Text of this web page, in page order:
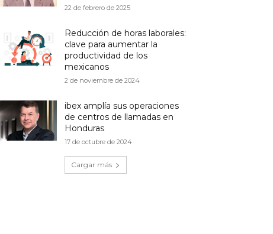
22 de febrero de 2025
Reducción de horas laborales:
clave para aumentar la
productividad de los
mexicanos
2 de noviembre de 2024
ibex amplía sus operaciones
de centros de llamadas en
Honduras
17 de octubre de 2024
Cargar más